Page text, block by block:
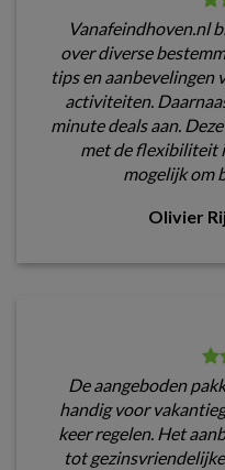
Vanafeindhoven.nl
over diverse
tips en aanbevelingen
activiteiten.
minute deals aan.
met de flexibiliteit
mogelijk om
Olivier
De aangeboden
handig voor
keer regelen. Het
tot